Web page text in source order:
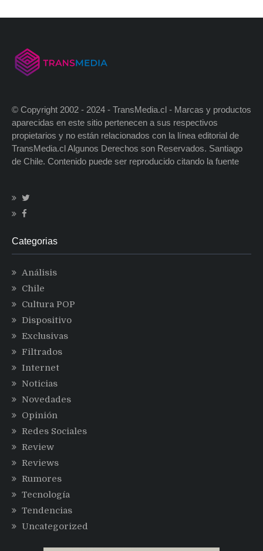
© Copyright 2002 - 2024 - TransMedia.cl - Marcas y productos
aparecidas en este sitio pertenecen a sus respectivos
propietarios y no están relacionados con la línea editorial de
TransMedia.cl Algunos Derechos son Reservados. Santiago
de Chile. Contenido puede ser reproducido citando la fuente
Categorias
Análisis
Chile
Cultura POP
Dispositivo
Exclusivas
Filtrados
Internet
Noticias
Novedades
Opinión
Redes Sociales
Review
Reviews
Rumores
Tecnología
Tendencias
Uncategorized